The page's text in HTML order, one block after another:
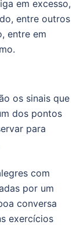
em excesso,
entre outros
entre em
os sinais que
dos pontos
para
com
por um
conversa
exercícios